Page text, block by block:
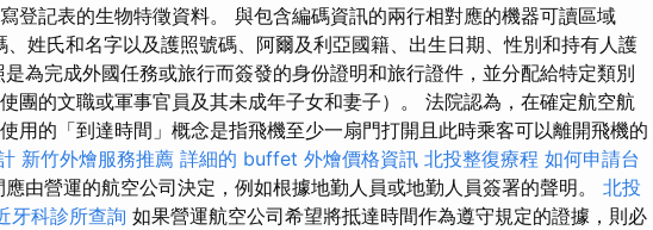
登記表的生物特徵資料。 與包含編碼資訊的兩行相對應的機器可讀區域
、姓氏和名字以及護照號碼、阿爾及利亞國籍、出生日期、性別和持有人護
為完成外國任務或旅行而簽發的身份證明和旅行證件，並分配給特定類別
團的文職或軍事官員及其未成年子女和妻子）。 法院認為，在確定航空航
用的「到達時間」概念是指飛機至少一扇門打開且此時乘客可以離開飛機的
新竹外燴服務推薦 詳細的 buffet 外燴價格資訊 北投整復療程 如何申請台
由營運的航空公司決定，例如根據地勤人員或地勤人員簽署的聲明。 北投
牙科診所查詢 如果營運航空公司希望將抵達時間作為遵守規定的證據，則必